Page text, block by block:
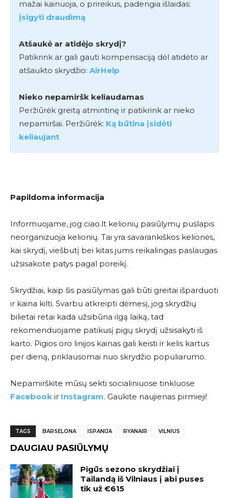
mažai kainuoja, o prireikus, padengia išlaidas:
įsigyti draudimą
Atšaukė ar atidėjo skrydį?
Patikrink ar gali gauti kompensaciją dėl atidėto ar
atšaukto skrydžio: AirHelp
Nieko nepamiršk keliaudamas
Peržiūrėk greitą atmintinę ir patikrink ar nieko
nepamiršai. Peržiūrėk: Ką būtina įsidėti
keliaujant
Papildoma informacija
Informuojame, jog ciao.lt kelionių pasiūlymų puslapis
neorganizuoja kelionių. Tai yra savarankiškos kelionės,
kai skrydį, viešbutį bei kitas jums reikalingas paslaugas
užsisakote patys pagal poreikį.
Skrydžiai, kaip šis pasiūlymas gali būti greitai išparduoti
ir kaina kilti. Svarbu atkreipti dėmesį, jog skrydžių
bilietai retai kada užsibūna ilgą laiką, tad
rekomenduojame patikusį pigų skrydį užsisakyti iš
karto. Pigios oro linijos kainas gali keisti ir kelis kartus
per dieną, priklausomai nuo skrydžio populiarumo.
Nepamirškite mūsų sekti socialiniuose tinkluose
Facebook ir Instagram. Gaukite naujienas pirmieji!
TAGS BARSELONA ISPANIJA RYANAIR VILNIUS
DAUGIAU PASIŪLYMŲ
Pigūs sezono skrydžiai į
Tailandą iš Vilniaus į abi puses
tik už €615